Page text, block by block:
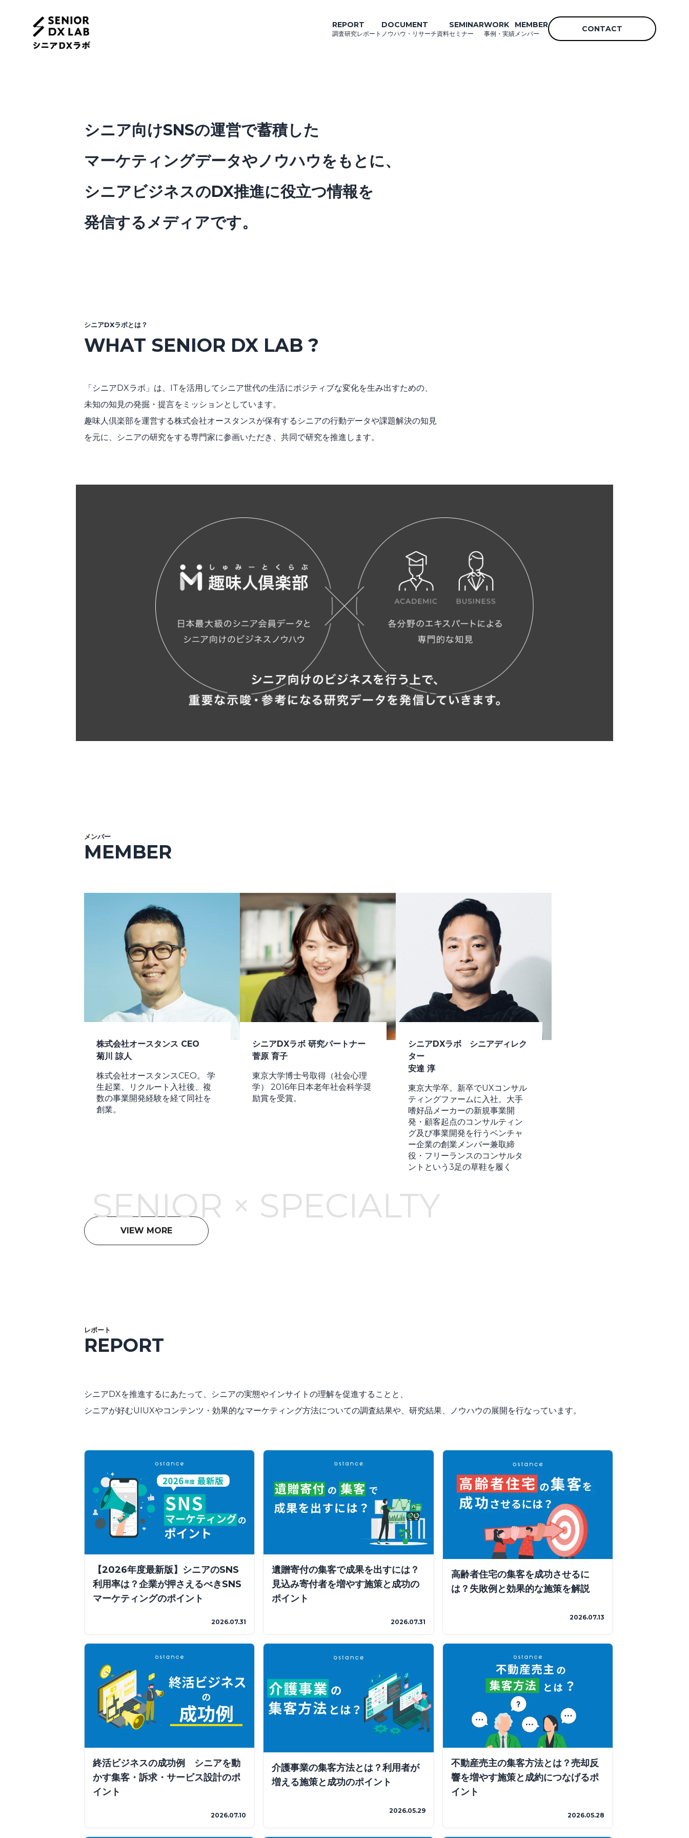
REPORT
調査研究レポート
DOCUMENT
ノウハウ・リサーチ資料
SEMINAR
セミナー
WORK
事例・実績
MEMBER
メンバー
CONTACT
シニア向けSNSの運営で蓄積した
マーケティングデータやノウハウをもとに、
シニアビジネスのDX推進に役立つ情報を
発信するメディアです。
シニアDXラボとは？
WHAT SENIOR DX LAB ?
「シニアDXラボ」は、ITを活用してシニア世代の生活にポジティブな変化を生み出すための、
未知の知見の発掘・提言をミッションとしています。
趣味人倶楽部を運営する株式会社オースタンスが保有するシニアの行動データや課題解決の知見
を元に、シニアの研究をする専門家に参画いただき、共同で研究を推進します。
メンバー
MEMBER
株式会社オースタンス CEO
菊川 諒人
株式会社オースタンスCEO。 学
生起業、リクルート入社後、複
数の事業開発経験を経て同社を
創業。
シニアDXラボ 研究パートナー
菅原 育子
東京大学博士号取得（社会心理
学） 2016年日本老年社会科学奨
励賞を受賞。
シニアDXラボ シニアディレク
ター
安達 淳
東京大学卒。新卒でUXコンサル
ティングファームに入社。大手
嗜好品メーカーの新規事業開
発・顧客起点のコンサルティン
グ及び事業開発を行うベンチャ
ー企業の創業メンバー兼取締
役・フリーランスのコンサルタ
ントという3足の草鞋を履く
SENIOR × SPECIALTY
VIEW MORE
レポート
REPORT
シニアDXを推進するにあたって、シニアの実態やインサイトの理解を促進することと、
シニアが好むUIUXやコンテンツ・効果的なマーケティング方法についての調査結果や、研究結果、ノウハウの展開を行なっています。
【2026年度最新版】シニアのSNS
利用率は？企業が押さえるべきSNS
マーケティングのポイント
2026.07.31
遺贈寄付の集客で成果を出すには？
見込み寄付者を増やす施策と成功の
ポイント
2026.07.31
高齢者住宅の集客を成功させるに
は？失敗例と効果的な施策を解説
2026.07.13
終活ビジネスの成功例 シニアを動
かす集客・訴求・サービス設計のポ
イント
2026.07.10
介護事業の集客方法とは？利用者が
増える施策と成功のポイント
2026.05.29
不動産売主の集客方法とは？売却反
響を増やす施策と成約につなげるポ
イント
2026.05.28